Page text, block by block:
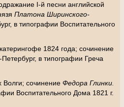
I-й песни английской
Платона Ширинского-
в типографии Воспитательного
1824 года; сочинение
Петербург, в типографии Греча
Волги; сочинение Федора Глинки.
Воспитательного Дома 1821 г.